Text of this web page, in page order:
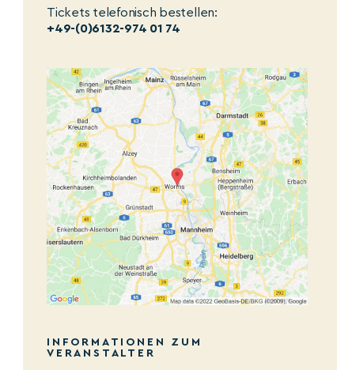
Tickets telefonisch bestellen:
+49-(0)6132-974 01 74
INFORMATIONEN ZUM
VERANSTALTER